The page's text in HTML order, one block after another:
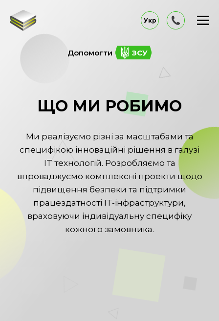
Допомогти ЗСУ
Укр
ЩО МИ РОБИМО
Ми реалізуємо різні за масштабами та
специфікою інноваційні рішення в галузі
IT технологій. Розробляємо та
впроваджуємо комплексні проекти щодо
підвищення безпеки та підтримки
працездатності IT-інфраструктури,
враховуючи індивідуальну специфіку
кожного замовника.